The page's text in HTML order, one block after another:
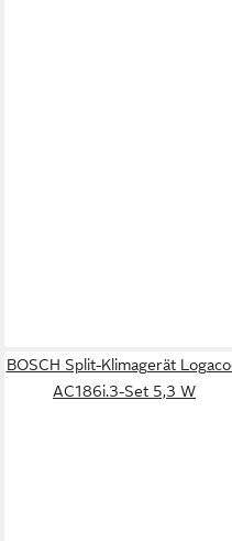
BOSCH Split-Klimagerät
AC186i.3-Set 5,3 W